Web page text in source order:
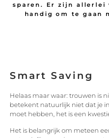
sparen. Er zijn allerlei
handig om te gaan
Smart Saving
Helaas maar waar: trouwen is
betekent natuurlijk niet dat je
moet hebben, het is een
Het is belangrijk om meteen